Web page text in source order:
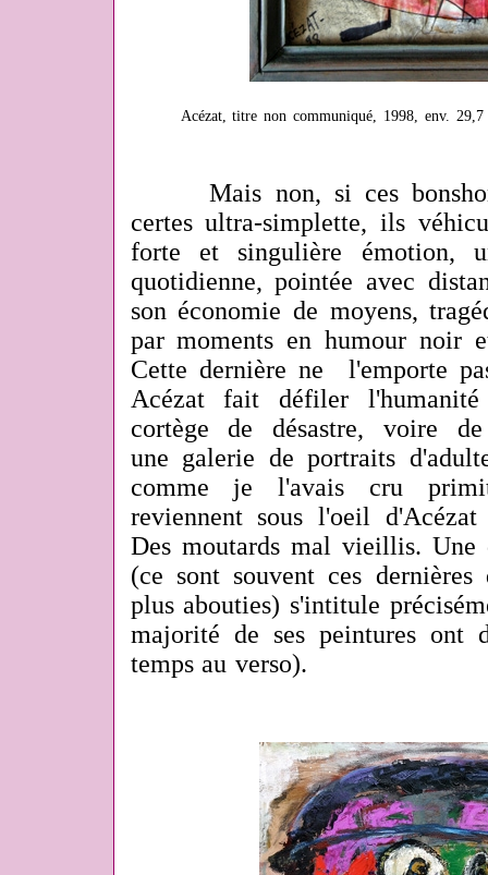
Acézat, titre non communiqué, 1998, env.
Mais non, si ces
certes ultra-simplette, ils
forte et singulière émotion,
quotidienne, pointée avec
son économie de moyens,
par moments en humour noir
Cette dernière ne l'emporte
Acézat fait défiler
cortège de désastre, voire
une galerie de portraits
comme je l'avais cru
reviennent sous l'oeil
Des moutards mal vieillis. Une
(ce sont souvent ces
plus abouties) s'intitule
majorité de ses peintures ont
temps au verso).